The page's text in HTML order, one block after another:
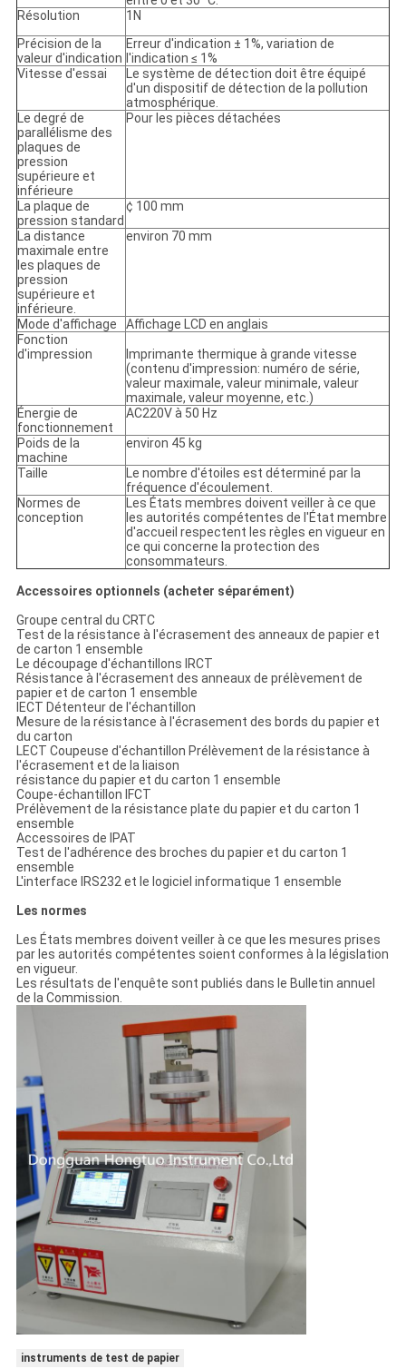
Résolution
1N
Précision de la
valeur d'indication
Erreur d'indication ± 1%, variation de
l'indication ≤ 1%
Vitesse d'essai
Le système de détection doit être équipé
d'un dispositif de détection de la pollution
atmosphérique.
Le degré de
parallélisme des
plaques de
pression
supérieure et
inférieure
Pour les pièces détachées
La plaque de
pression standard
¢ 100 mm
La distance
maximale entre
les plaques de
pression
supérieure et
inférieure.
environ 70 mm
Mode d'affichage
Affichage LCD en anglais
Fonction
d'impression
Imprimante thermique à grande vitesse
(contenu d'impression: numéro de série,
valeur maximale, valeur minimale, valeur
maximale, valeur moyenne, etc.)
Énergie de
fonctionnement
AC220V à 50 Hz
Poids de la
machine
environ 45 kg
Taille
Le nombre d'étoiles est déterminé par la
fréquence d'écoulement.
Normes de
conception
Les États membres doivent veiller à ce que
les autorités compétentes de l'État membre
d'accueil respectent les règles en vigueur en
ce qui concerne la protection des
consommateurs.
Accessoires optionnels (acheter séparément)
Groupe central du CRTC
Test de la résistance à l'écrasement des anneaux de papier et
de carton 1 ensemble
Le découpage d'échantillons IRCT
Résistance à l'écrasement des anneaux de prélèvement de
papier et de carton 1 ensemble
lECT Détenteur de l'échantillon
Mesure de la résistance à l'écrasement des bords du papier et
du carton
LECT Coupeuse d'échantillon Prélèvement de la résistance à
l'écrasement et de la liaison
résistance du papier et du carton 1 ensemble
Coupe-échantillon lFCT
Prélèvement de la résistance plate du papier et du carton 1
ensemble
Accessoires de lPAT
Test de l'adhérence des broches du papier et du carton 1
ensemble
L'interface IRS232 et le logiciel informatique 1 ensemble
Les normes
Les États membres doivent veiller à ce que les mesures prises
par les autorités compétentes soient conformes à la législation
en vigueur.
Les résultats de l'enquête sont publiés dans le Bulletin annuel
de la Commission.
instruments de test de papier